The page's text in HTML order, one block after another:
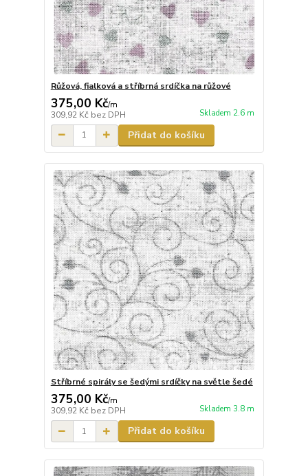
Růžová, fialková a stříbrná srdíčka na růžové
375,00 Kč/m
309,92 Kč bez DPH Skladem 2.6 m
Přidat do košíku
Stříbrné spirály se šedými srdíčky na světle šedé
375,00 Kč/m
309,92 Kč bez DPH Skladem 3.8 m
Přidat do košíku